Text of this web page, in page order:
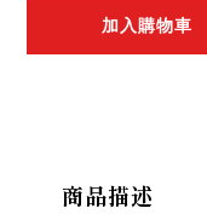
加入購物車
商品描述